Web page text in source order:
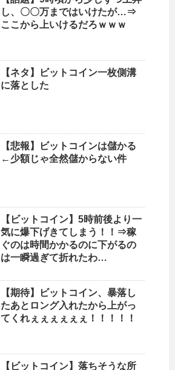
し、〇〇万まではいけたが…⇒
ここから上いけるだろｗｗｗ
【ネタ】ビットコイン一枚側溝
に落とした
【悲報】ビットコインは儲かる
←少額じゃ全然儲からない件
【ビットコイン】5時前後より一
気に爆下げきてしまう！！⇒稼
ぐのは時間かかるのに下がるの
は一瞬過ぎて折れたわ…
【期待】ビットコイン、暴落し
たあとロング入れたから上がっ
てくれぇぇぇぇぇぇ！！！！！
【ビットコイン】落ちそうな所